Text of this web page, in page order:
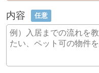
内容 任意